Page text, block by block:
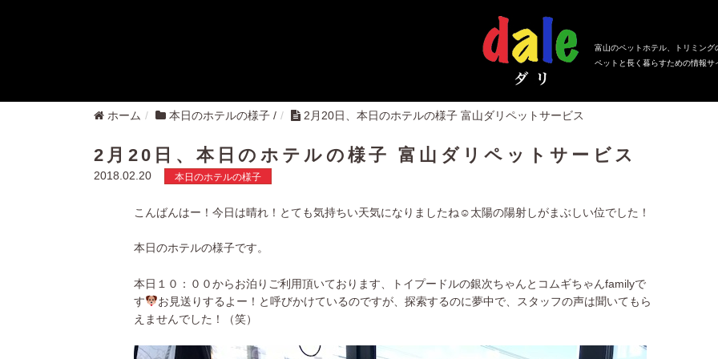
富山のペットホテル、トリミング
ペットと長く暮らすための情報サ
ホーム 本日のホテルの様子 / 2月20日、本日のホテルの様子 富山ダリペットサービス
2月20日、本日のホテルの様子 富山ダリペットサービス
2018.02.20 本日のホテルの様子
こんばんはー！今日は晴れ！とても気持ちい天気になりましたね☺太陽の陽射しがまぶしい位でした！
本日のホテルの様子です。
本日１０：００からお泊りご利用頂いております、トイプードルの銀次ちゃんとコムギちゃんfamilyで
す
お見送りするよー！と呼びかけているのですが、探索するのに夢中で、スタッフの声は聞いてもら
えませんでした！（笑）